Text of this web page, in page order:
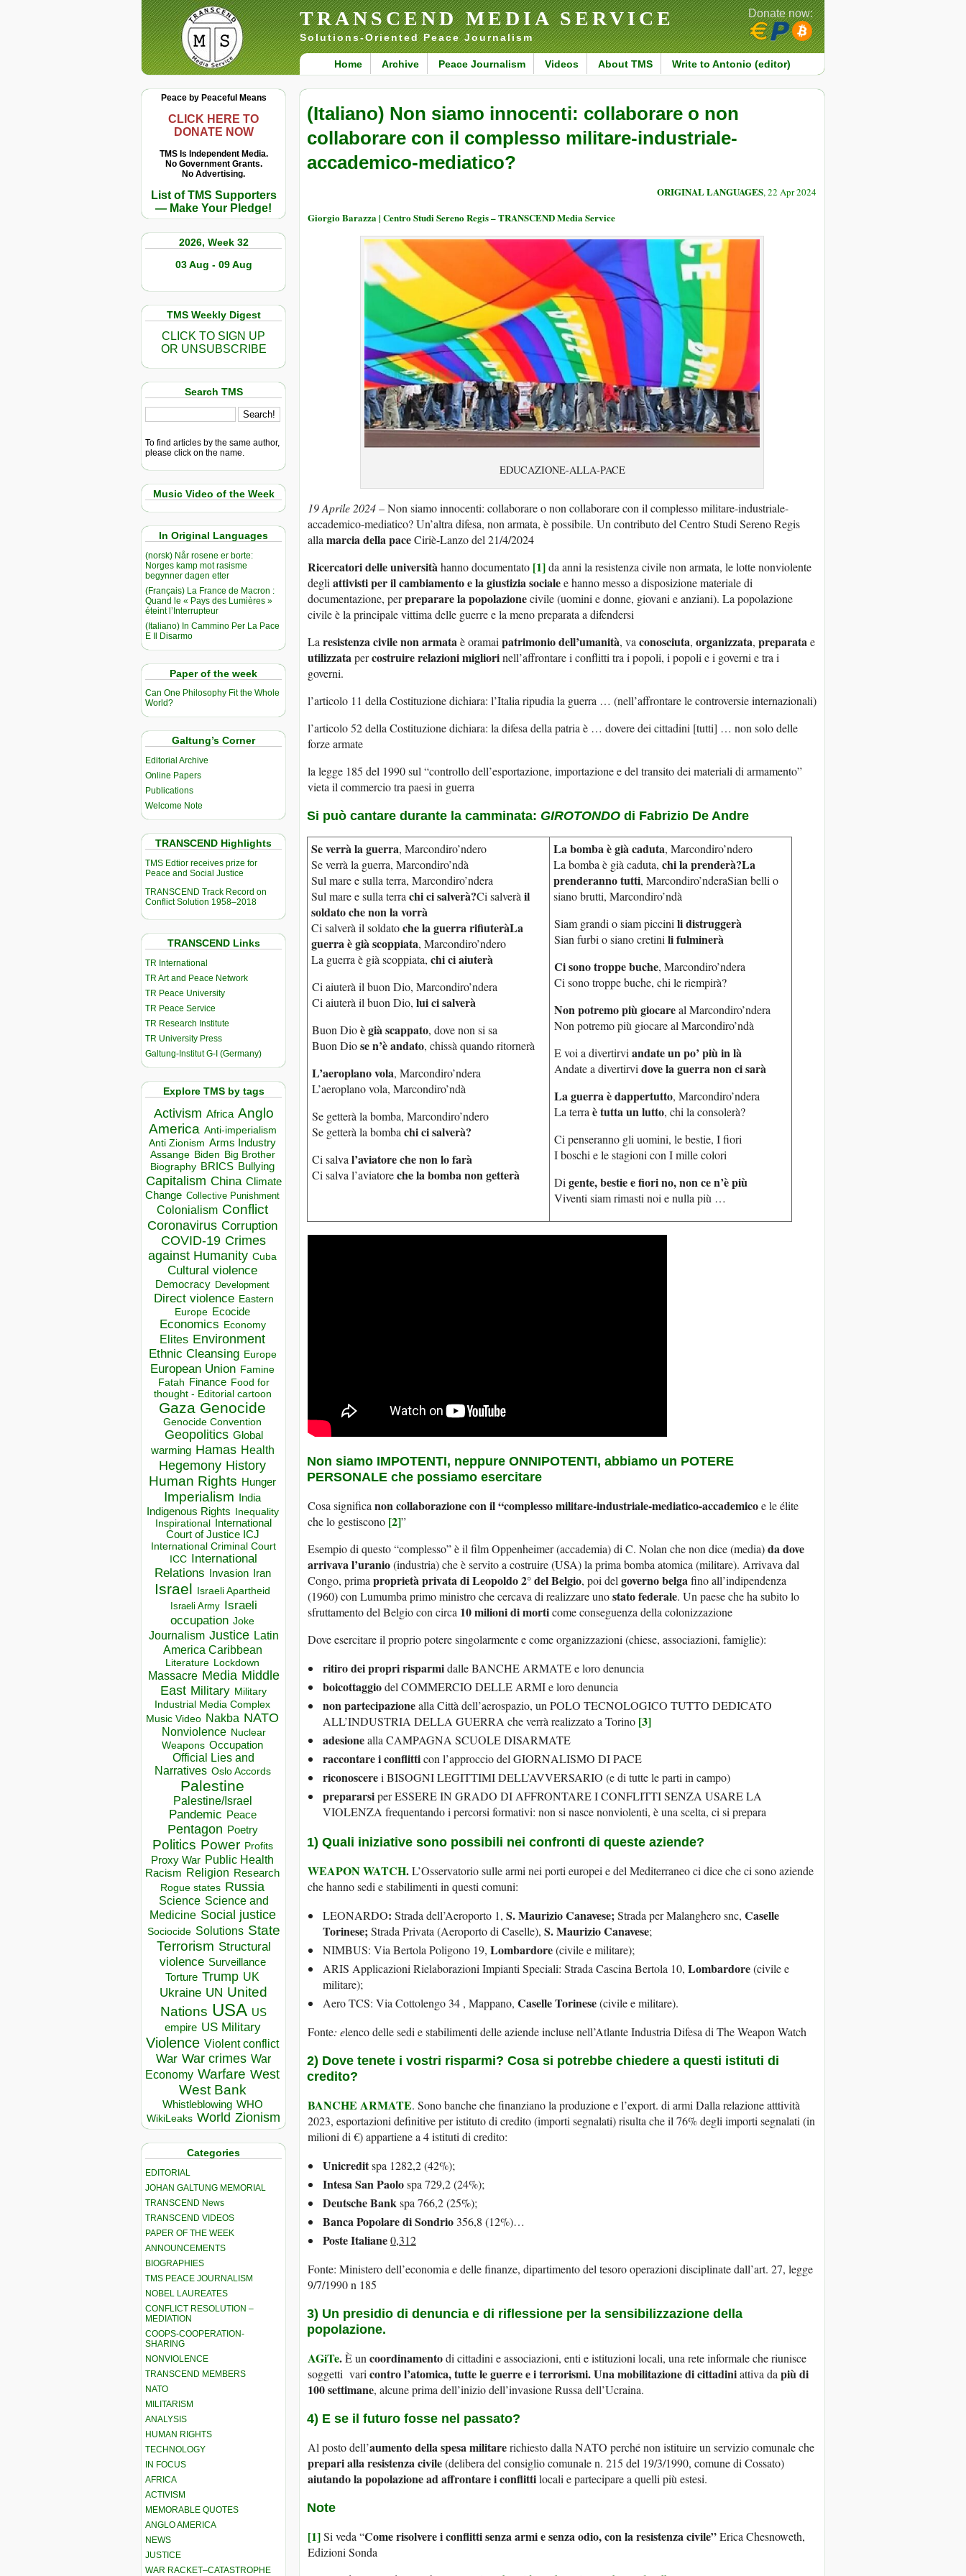
TRANSCEND MEDIA SERVICE
Solutions-Oriented Peace Journalism
Home Archive Peace Journalism Videos About TMS Write to Antonio (editor)
Donate now:
Peace by Peaceful Means
CLICK HERE TO
DONATE NOW
TMS Is Independent Media.
No Government Grants.
No Advertising.
List of TMS Supporters
— Make Your Pledge!
2026, Week 32
03 Aug - 09 Aug
TMS Weekly Digest
CLICK TO SIGN UP
OR UNSUBSCRIBE
Search TMS
To find articles by the same author,
please click on the name.
Music Video of the Week
In Original Languages
(norsk) Når rosene er borte:
Norges kamp mot rasisme
begynner dagen etter
(Français) La France de Macron :
Quand le « Pays des Lumières »
éteint l’Interrupteur
(Italiano) In Cammino Per La Pace
E Il Disarmo
Paper of the week
Can One Philosophy Fit the Whole
World?
Galtung’s Corner
Editorial Archive
Online Papers
Publications
Welcome Note
TRANSCEND Highlights
TMS Edtior receives prize for
Peace and Social Justice
TRANSCEND Track Record on
Conflict Solution 1958–2018
TRANSCEND Links
TR International
TR Art and Peace Network
TR Peace University
TR Peace Service
TR Research Institute
TR University Press
Galtung-Institut G-I (Germany)
Explore TMS by tags
Activism Africa Anglo
America Anti-imperialism
Anti Zionism Arms Industry
Assange Biden Big Brother
Biography BRICS Bullying
Capitalism China Climate
Change Collective Punishment
Colonialism Conflict
Coronavirus Corruption
COVID-19 Crimes
against Humanity Cuba
Cultural violence
Democracy Development
Direct violence Eastern
Europe Ecocide
Economics Economy
Elites Environment
Ethnic Cleansing Europe
European Union Famine
Fatah Finance Food for
thought - Editorial cartoon
Gaza Genocide
Genocide Convention
Geopolitics Global
warming Hamas Health
Hegemony History
Human Rights Hunger
Imperialism India
Indigenous Rights Inequality
Inspirational
International
Court of Justice ICJ
International Criminal Court
ICC
International
Relations
Invasion Iran
Israel Israeli Apartheid
Israeli Army Israeli
occupation Joke
Journalism Justice Latin
America Caribbean
Literature Lockdown
Massacre Media Middle
East Military Military
Industrial Media Complex
Music Video Nakba NATO
Nonviolence Nuclear
Weapons Occupation
Official Lies and
Narratives Oslo Accords
Palestine
Palestine/Israel
Pandemic Peace
Pentagon Poetry
Politics Power Profits
Proxy War Public Health
Racism Religion Research
Rogue states Russia
Science Science and
Medicine Social justice
Sociocide Solutions State
Terrorism Structural
violence Surveillance
Torture Trump UK
Ukraine UN United
Nations USA US
empire US Military
Violence Violent conflict
War War crimes War
Economy Warfare West
West Bank
Whistleblowing WHO
WikiLeaks World Zionism
Categories
EDITORIAL
JOHAN GALTUNG MEMORIAL
TRANSCEND News
TRANSCEND VIDEOS
PAPER OF THE WEEK
ANNOUNCEMENTS
BIOGRAPHIES
TMS PEACE JOURNALISM
NOBEL LAUREATES
CONFLICT RESOLUTION –
MEDIATION
COOPS-COOPERATION-
SHARING
NONVIOLENCE
TRANSCEND MEMBERS
NATO
MILITARISM
ANALYSIS
HUMAN RIGHTS
TECHNOLOGY
IN FOCUS
AFRICA
ACTIVISM
MEMORABLE QUOTES
ANGLO AMERICA
NEWS
JUSTICE
WAR RACKET–CATASTROPHE
(Italiano) Non siamo innocenti: collaborare o non
collaborare con il complesso militare-industriale-
accademico-mediatico?
ORIGINAL LANGUAGES, 22 Apr 2024
Giorgio Barazza | Centro Studi Sereno Regis – TRANSCEND Media Service
EDUCAZIONE-ALLA-PACE
19 Aprile 2024– Non siamo innocenti: collaborare o non collaborare con il complesso militare-industriale-
accademico-mediatico? Un’altra difesa, non armata, è possibile. Un contributo del Centro Studi Sereno Regis
alla marcia della paceCiriè-Lanzo del 21/4/2024
Ricercatori delle universitàhanno documentato [1]da anni la resistenza civile non armata, le lotte nonviolente
degli attivisti per il cambiamento e la giustizia socialee hanno messo a disposizione materiale di
documentazione, perpreparare la popolazionecivile (uomini e donne, giovani e anziani). La popolazione
civile è la principale vittima delle guerre e la meno preparata a difendersi
La resistenza civilenon armataè oramai patrimonio dell’umanità, va conosciuta, organizzata, preparatae
utilizzatapercostruire relazioni migliorinell’affrontare i conflitti tra i popoli, i popoli e i governi e tra i
governi.
l’articolo 11 della Costituzione dichiara: l’Italia ripudia la guerra … (nell’affrontare le controversie internazionali)
l’articolo 52 della Costituzione dichiara: la difesa della patria è … dovere dei cittadini [tutti] … non solo delle
forze armate
la legge 185 del 1990 sul “controllo dell’esportazione, importazione e del transito dei materiali di armamento”
vieta il commercio tra paesi in guerra
Si può cantare durante la camminata: GIROTONDO di Fabrizio De Andre
Se verrà la guerra, Marcondiro’ndero
Se verrà la guerra, Marcondiro’ndà
Sul mare e sulla terra, Marcondiro’ndera
Sul mare e sulla terra chi ci salverà?Ci salverà il
soldato che non la vorrà
Ci salverà il soldatoche la guerra rifiuteràLa
guerra è già scoppiata, Marcondiro’ndero
La guerra è già scoppiata, chi ci aiuterà
Ci aiuterà il buon Dio, Marcondiro’ndera
Ci aiuterà il buon Dio, lui ci salverà
Buon Dioè già scappato, dove non si sa
Buon Diose n’è andato, chissà quando ritornerà
L’aeroplano vola, Marcondiro’ndera
L’aeroplano vola, Marcondiro’ndà
Se getterà la bomba, Marcondiro’ndero
Se getterà la bomba chi ci salverà?
Ci salva l’aviatore che non lo farà
Ci salva l’aviatoreche la bomba non getterà
La bomba è già caduta, Marcondiro’ndero
La bomba è già caduta, chi la prenderà?La
prenderanno tutti, Marcondiro’nderaSian belli o
siano brutti, Marcondiro’ndà
Siam grandi o siam piccini li distruggerà
Sian furbi o siano cretini li fulminerà
Ci sono troppe buche, Marcondiro’ndera
Ci sono troppe buche, chi le riempirà?
Non potremo più giocareal Marcondiro’ndera
Non potremo più giocare al Marcondiro’ndà
E voi a divertirvi andate un po’ più in là
Andate a divertirvi dove la guerra non ci sarà
La guerra è dappertutto, Marcondiro’ndera
La terra è tutta un lutto, chi la consolerà?
Ci penseranno gli uomini, le bestie, I fiori
I boschi e le stagioni con I mille colori
Di gente, bestie e fiori no, non ce n’è più
Viventi siam rimasti noi e nulla più …
Non siamo IMPOTENTI, neppure ONNIPOTENTI, abbiamo un POTERE
PERSONALE che possiamo esercitare
Cosa significa non collaborazione con il “complesso militare-industriale-mediatico-accademicoe le élite
che lo gestiscono [2]”
Esempio di questo “complesso” è il film Oppenheimer (accademia) di C. Nolan che non dice (media)da dove
arrivava l’uranio(industria) che è servito a costruire (USA) la prima bomba atomica (militare). Arrivava dal
Congo, prima proprietà privata di Leopoldo 2° del Belgio, poi del governo belgafino all’indipendenza
(1960) con Lumumba primo ministro che cercava di realizzare unostato federale. Un paese che ha subito lo
sfruttamento del Belgio con circa 10 milioni di morticome conseguenza della colonizzazione
Dove esercitare il proprio potere singolarmente e come organizzazioni (chiese, associazioni, famiglie):
ritirodei propri risparmidalle BANCHE ARMATE e loro denuncia
boicottaggiodel COMMERCIO DELLE ARMI e loro denuncia
non partecipazionealla Città dell’aerospazio, un POLO TECNOLOGICO TUTTO DEDICATO
ALL’INDUSTRIA DELLA GUERRA che verrà realizzato a Torino [3]
adesionealla CAMPAGNA SCUOLE DISARMATE
raccontare i conflitticon l’approccio del GIORNALISMO DI PACE
riconoscerei BISOGNI LEGITTIMI DELL’AVVERSARIO (e di tutte le parti in campo)
prepararsiper ESSERE IN GRADO DI AFFRONTARE I CONFLITTI SENZA USARE LA
VIOLENZA frequentando i percorsi formativi: non si nasce nonviolenti, è una scelta, ci si prepara
1) Quali iniziative sono possibili nei confronti di queste aziende?
WEAPON WATCH.L’Osservatorio sulle armi nei porti europei e del Mediterraneo ci dice che ci sono aziende
che hanno sedi e stabilimenti in questi comuni:
LEONARDO: Strada dell’Aeroporto 1, S. Maurizio Canavese;Strada per Malanghero snc, Caselle
Torinese;Strada Privata (Aeroporto di Caselle), S. Maurizio Canavese;
NIMBUS: Via Bertola Poligono 19, Lombardore(civile e militare);
ARIS Applicazioni Rielaborazioni Impianti Speciali: Strada Cascina Bertola 10, Lombardore(civile e
militare);
Aero TCS: Via Cottolengo 34 , Mappano, Caselle Torinese(civile e militare).
Fonte: elenco delle sedi e stabilimenti delle aziende incluse nell’Atlante Industria Difesa di The Weapon Watch
2) Dove tenete i vostri risparmi? Cosa si potrebbe chiedere a questi istituti di
credito?
BANCHE ARMATE. Sono banche che finanziano la produzione e l’export. di armi Dalla relazione atttività
2023, esportazioni definitive per istituto di credito (importi segnalati) risulta che il 76% degli importi segnalati (in
milioni di €) appartiene a 4 istituti di credito:
Unicreditspa 1282,2 (42%);
Intesa San Paolospa 729,2 (24%);
Deutsche Bankspa 766,2 (25%);
Banca Popolare di Sondrio 356,8 (12%)…
Poste Italiane0,312
Fonte: Ministero dell’economia e delle finanze, dipartimento del tesoro operazioni disciplinate dall’art. 27, legge
9/7/1990 n 185
3) Un presidio di denuncia e di riflessione per la sensibilizzazione della
popolazione.
AGiTe.È un coordinamentodi cittadini e associazioni, enti e istituzioni locali, una rete informale che riunisce
soggetti vari contro l’atomica, tutte le guerre e i terrorismi. Una mobilitazione di cittadiniattiva da più di
100 settimane, alcune prima dell’inizio dell’invasione Russa dell’Ucraina.
4) E se il futuro fosse nel passato?
Al posto dell’aumento della spesa militarerichiesto dalla NATO perché non istituire un servizio comunale che
prepari alla resistenza civile(delibera del consiglio comunale n. 215 del 19/3/1990, comune di Cossato)
aiutando la popolazione ad affrontare i conflittilocali e partecipare a quelli più estesi.
Note
[1]Si veda “Come risolvere i conflitti senza armi e senza odio, con la resistenza civile”Erica Chesnoweth,
Edizioni Sonda